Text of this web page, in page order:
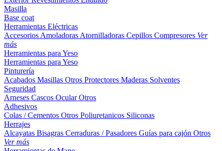
Masilla
Base coat
Herramientas Eléctricas
Accesorios Amoladoras Atornilladoras Cepillos Compresores Ver
más
Herramientas para Yeso
Herramientas para Yeso
Pinturería
Acabados Masillas Otros Protectores Maderas Solventes
Seguridad
Arneses Cascos OcularOtros
Adhesivos
Colas / Cementos Otros Poliuretanicos Siliconas
Herrajes
Alcayatas Bisagras Cerraduras / Pasadores Guías para cajón Otros
Ver más